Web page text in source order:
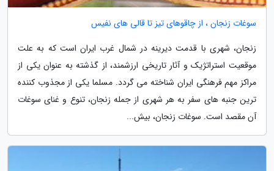
سوغات زنجان ، از چاقوهای تیز تا قالی های نفیس
زنجان، شهری با قدمت دیرینه در شمال غرب ایران است که به علت
موقعیت استراتژیک و آثار تاریخی ارزشمند، از گذشته به عنوان یکی از
مراکز مهم فرهنگی ایران شناخته می گردد. مسلما یکی از مجذوب کننده
ترین جنبه های سفر به هر شهری از جمله زنجان، تنوع و غنای سوغات
آن مقصد است. سوغات زنجان، بیش...